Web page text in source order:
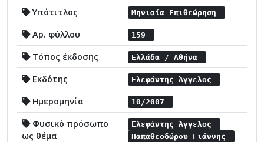
Υπότιτλος Μηνιαία Επιθεώρηση
Αρ. φύλλου 159
Τόπος έκδοσης Ελλάδα / Αθήνα
Εκδότης Ελεφάντης Άγγελος
Ημερομηνία 10/2007
Φυσικό πρόσωπο
ως θέμα
Ελεφάντης Άγγελος
Παπαθεοδώρου Γιάννης